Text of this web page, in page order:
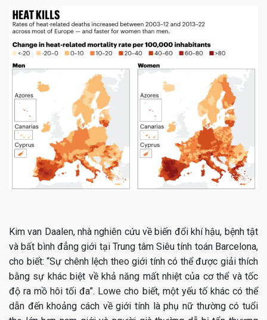
Kim van Daalen, nhà nghiên cứu về biến đổi khí hậu, bệnh tật
và bất bình đẳng giới tại Trung tâm Siêu tính toán Barcelona,
cho biết: “Sự chênh lệch theo giới tính có thể được giải thích
bằng sự khác biệt về khả năng mất nhiệt của cơ thể và tốc
độ ra mồ hôi tối đa”. Lowe cho biết, một yếu tố khác có thể
dẫn đến khoảng cách về giới tính là phụ nữ thường có tuổi